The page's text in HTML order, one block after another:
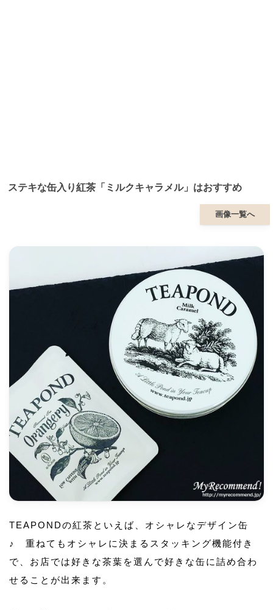
ステキな缶入り紅茶「ミルクキャラメル」はおすすめ
画像一覧へ
TEAPONDの紅茶といえば、オシャレなデザイン缶
♪ 重ねてもオシャレに決まるスタッキング機能付き
で、お店では好きな茶葉を選んで好きな缶に詰め合わ
せることが出来ます。